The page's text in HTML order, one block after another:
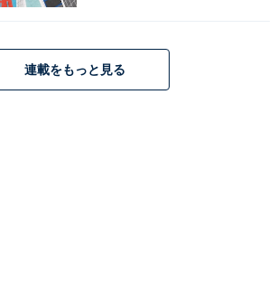
連載をもっと見る